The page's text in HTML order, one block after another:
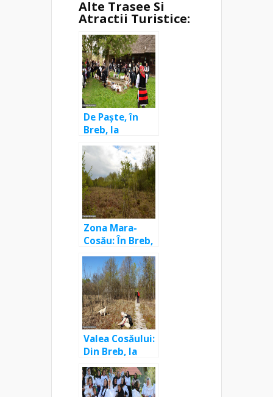
Alte Trasee Si
Atractii Turistice:
De Paște, în
Breb, la
Biserica Sfinții
Arhangheli
Mihail și Gavril
și la Tăurile
Hoteni
Zona Mara-
Cosău: În Breb,
la biserica
Sfinții
Arhangheli
Mihail și Gavril
și Tăurile
Hoteni
Valea Cosăului:
Din Breb, la
biserica de
lemn și Tăurile
Hoteni